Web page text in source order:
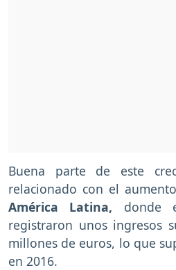
Buena parte de este
relacionado con el
América Latina, donde
registraron unos ingresos
millones de euros, lo que
en 2016.